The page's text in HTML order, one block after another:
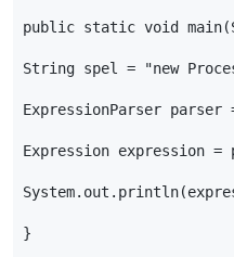
public static void main(
String spel = "new
ExpressionParser parser
Expression expression =
System. out . println(
}